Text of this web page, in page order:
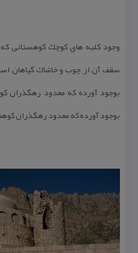
وجود كلبه های كوچك كوهستانی
سقف آن از چوب و خاشاك گیاهان است
بوجود آورده كه معدود رهگذران
بوجود آورده كه معدود رهگذران